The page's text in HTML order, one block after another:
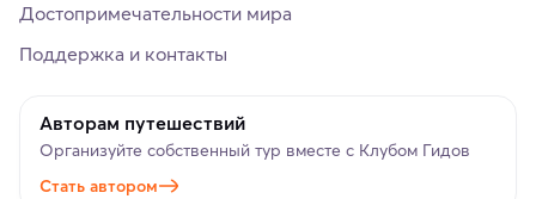
Достопримечательности мира
Поддержка и контакты
Авторам путешествий
Организуйте собственный тур вместе с Клубом Гидов
Стать автором